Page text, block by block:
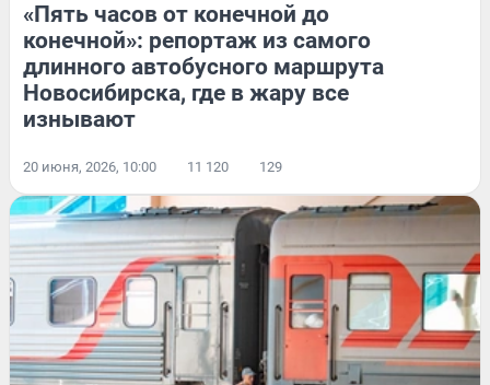
«Пять часов от конечной до
конечной»: репортаж из самого
длинного автобусного маршрута
Новосибирска, где в жару все
изнывают
20 июня, 2026, 10:00 11 120 129